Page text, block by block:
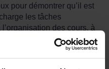
pour démontrer qu’il est
les tâches
des cours, à
pour dispenser une
à plusieurs
la durée du contrat.